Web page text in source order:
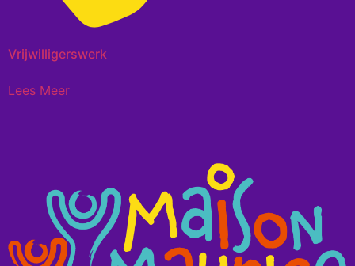
Vrijwilligerswerk
Lees Meer